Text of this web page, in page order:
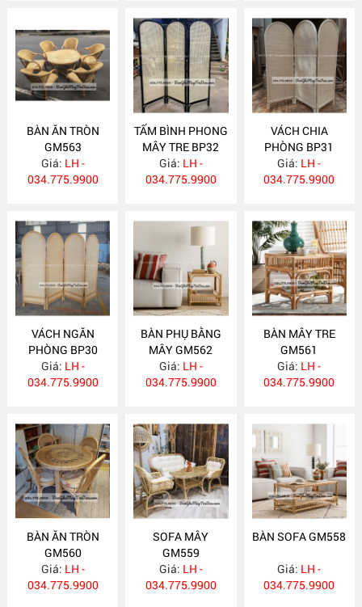
BÀN ĂN TRÒN
GM563
Giá: LH -
034.775.9900
TẤM BÌNH PHONG
MÂY TRE BP32
Giá: LH -
034.775.9900
VÁCH CHIA
PHÒNG BP31
Giá: LH -
034.775.9900
VÁCH NGĂN
PHÒNG BP30
Giá: LH -
034.775.9900
BÀN PHỤ BẰNG
MÂY GM562
Giá: LH -
034.775.9900
BÀN MÂY TRE
GM561
Giá: LH -
034.775.9900
BÀN ĂN TRÒN
GM560
Giá: LH -
034.775.9900
SOFA MÂY
GM559
Giá: LH -
034.775.9900
BÀN SOFA GM558
Giá: LH -
034.775.9900